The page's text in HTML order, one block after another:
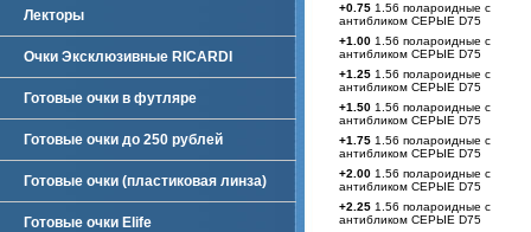
Лекторы
Очки Эксклюзивные RICARDI
Готовые очки в футляре
Готовые очки до 250 рублей
Готовые очки (пластиковая линза)
Готовые очки Elife
+0.75 1.56 полароидные с
антибликом СЕРЫЕ D75
+1.00 1.56 полароидные с
антибликом СЕРЫЕ D75
+1.25 1.56 полароидные с
антибликом СЕРЫЕ D75
+1.50 1.56 полароидные с
антибликом СЕРЫЕ D75
+1.75 1.56 полароидные с
антибликом СЕРЫЕ D75
+2.00 1.56 полароидные с
антибликом СЕРЫЕ D75
+2.25 1.56 полароидные с
антибликом СЕРЫЕ D75